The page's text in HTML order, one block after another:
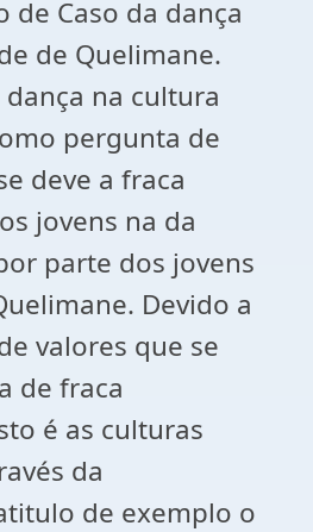
de Caso da dança
de Quelimane.
na cultura
pergunta de
deve a fraca
jovens na da
parte dos jovens
Devido a
valores que se
de fraca
é as culturas
da
de exemplo o